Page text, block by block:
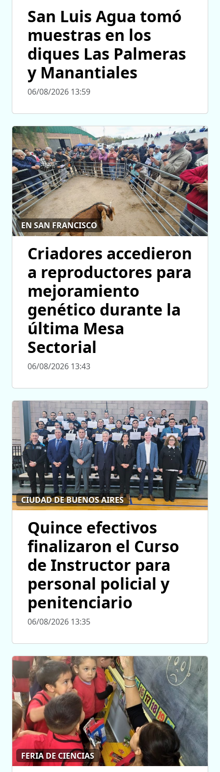
San Luis Agua tomó
muestras en los
diques Las Palmeras
y Manantiales
06/08/2026 13:59
EN SAN FRANCISCO
Criadores accedieron
a reproductores para
mejoramiento
genético durante la
última Mesa
Sectorial
06/08/2026 13:43
CIUDAD DE BUENOS AIRES
Quince efectivos
finalizaron el Curso
de Instructor para
personal policial y
penitenciario
06/08/2026 13:35
FERIA DE CIENCIAS